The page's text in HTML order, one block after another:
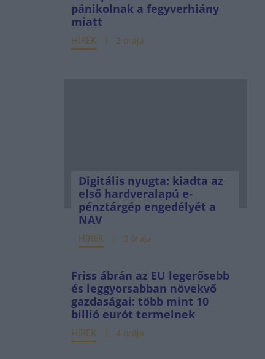
pánikolnak a fegyverhiány
miatt
HÍREK 2 órája
Digitális nyugta: kiadta az
első hardveralapú e-
pénztárgép engedélyét a
NAV
HÍREK 3 órája
Friss ábrán az EU legerősebb
és leggyorsabban növekvő
gazdaságai: több mint 10
billió eurót termelnek
HÍREK 4 órája